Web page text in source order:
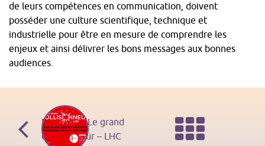
de leurs compétences en communication, doivent
posséder une culture scientifique, technique et
industrielle pour être en mesure de comprendre les
enjeux et ainsi délivrer les bons messages aux bonnes
audiences.
Navigation
Exposition Le grand
collisionneur – LHC